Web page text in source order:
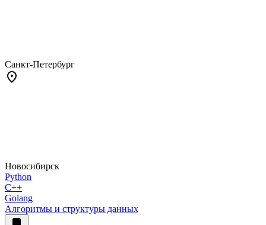
Санкт-Петербург
Новосибирск
Python
C++
Golang
Алгоритмы и структуры данных